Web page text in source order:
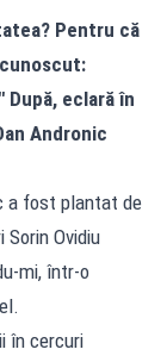
Pentru că
eclară în
Andronic
a fost plantat de
Ovidiu
mi, într-o
în cercuri